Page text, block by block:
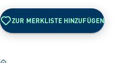
ZUR MERKLISTE HINZUFÜGEN